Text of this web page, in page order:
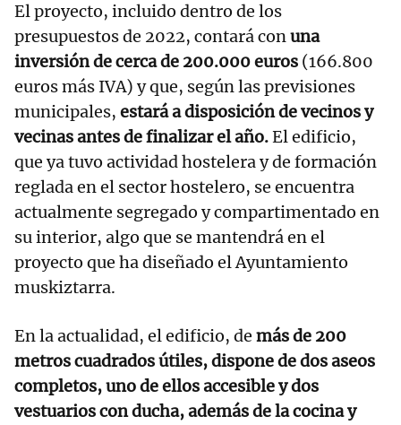
El proyecto, incluido dentro de los
presupuestos de 2022, contará conuna
inversión de cerca de 200.000 euros (166.800
euros más IVA) y que, según las previsiones
municipales, estará a disposición de vecinos y
vecinas antes de finalizar el año.El edificio,
que ya tuvo actividad hostelera y de formación
reglada en el sector hostelero, se encuentra
actualmente segregado y compartimentado en
su interior, algo que se mantendrá en el
proyecto que ha diseñado el Ayuntamiento
muskiztarra.
En la actualidad, el edificio, de más de 200
metros cuadrados útiles, dispone de dos aseos
completos, uno de ellos accesible y dos
vestuarios con ducha, además de la cocina y